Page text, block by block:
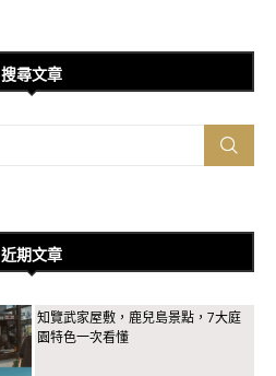
搜尋文章
近期文章
知覽武家屋敷，鹿兒島景點，7大庭
園特色一次看懂